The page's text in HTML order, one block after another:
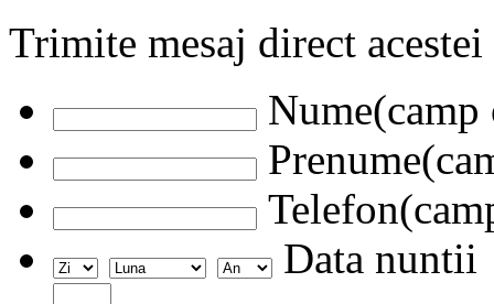
Trimite mesaj direct
Data nuntii